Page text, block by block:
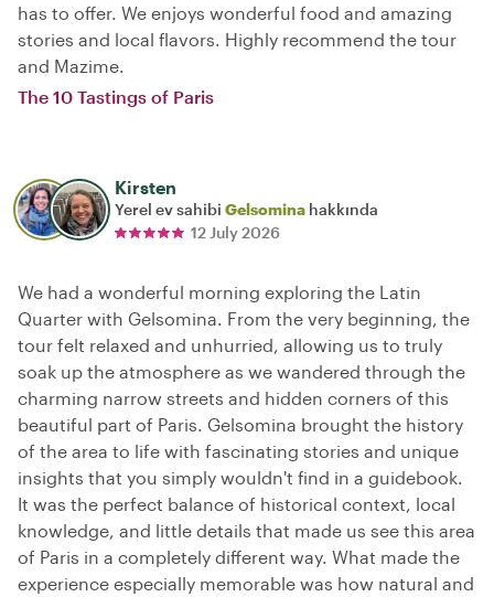
has to offer. We enjoys wonderful food and amazing
stories and local flavors. Highly recommend the tour
and Mazime.
The 10 Tastings of Paris
Kirsten
Yerel ev sahibi Gelsomina hakkında
12 July 2026
We had a wonderful morning exploring the Latin
Quarter with Gelsomina. From the very beginning, the
tour felt relaxed and unhurried, allowing us to truly
soak up the atmosphere as we wandered through the
charming narrow streets and hidden corners of this
beautiful part of Paris. Gelsomina brought the history
of the area to life with fascinating stories and unique
insights that you simply wouldn't find in a guidebook.
It was the perfect balance of historical context, local
knowledge, and little details that made us see this area
of Paris in a completely different way. What made the
experience especially memorable was how natural and